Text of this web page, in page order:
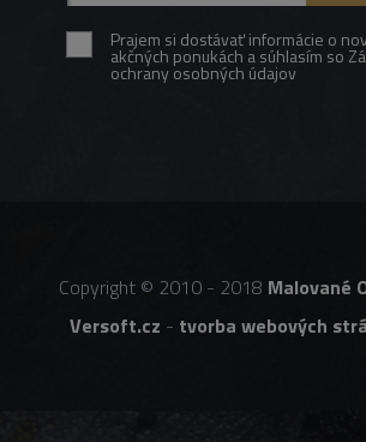
Prajem si dostávať informácie o
akčných ponukách a súhlasím so
ochrany osobných údajov
Copyright © 2010 - 2018 Malované
Versoft.cz - tvorba webových